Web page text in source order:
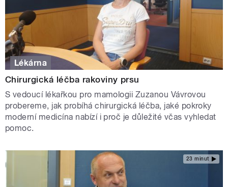
Lékárna
Chirurgická léčba rakoviny prsu
S vedoucí lékařkou pro mamologii Zuzanou Vávrovou
probereme, jak probíhá chirurgická léčba, jaké pokroky
moderní medicína nabízí i proč je důležité včas vyhledat
pomoc.
23 minut